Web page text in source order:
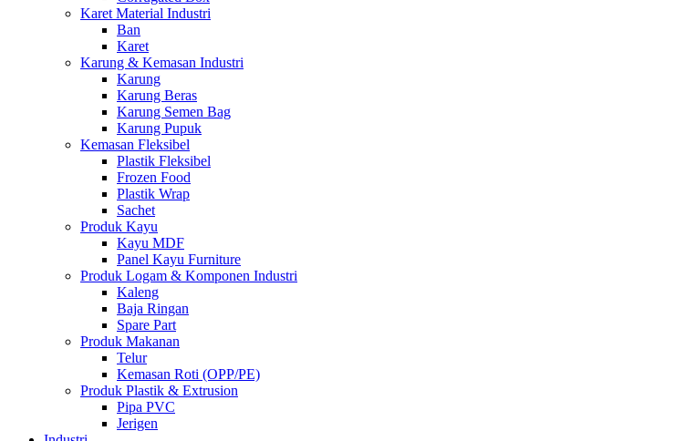
Karet Material Industri
Ban
Karet
Karung & Kemasan Industri
Karung
Karung Beras
Karung Semen Bag
Karung Pupuk
Kemasan Fleksibel
Plastik Fleksibel
Frozen Food
Plastik Wrap
Sachet
Produk Kayu
Kayu MDF
Panel Kayu Furniture
Produk Logam & Komponen Industri
Kaleng
Baja Ringan
Spare Part
Produk Makanan
Telur
Kemasan Roti (OPP/PE)
Produk Plastik & Extrusion
Pipa PVC
Jerigen